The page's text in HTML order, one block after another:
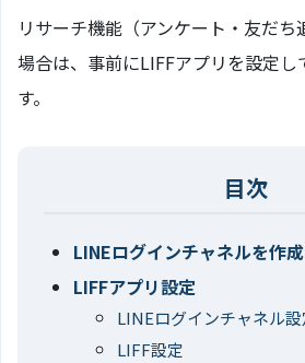
リサーチ機能（アンケート・友だ
場合は、事前にLIFFアプリを設定し
す。
LINEログインチャネルを作
LIFFアプリ設定
LINEログインチャネル設
LIFF設定